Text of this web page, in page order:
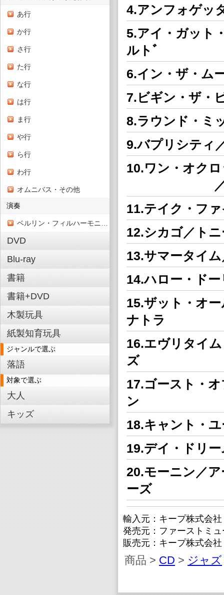
あ行
か行
さ行
た行
な行
は行
ま行
や行
ら行
わ行
オムニバス・その他
演奏
DVD
Blu-ray
書籍
書籍+DVD
木製玩具
紙製知育玩具
ジャンルで選ぶ
落語
対象で選ぶ
大人
キッズ
4.アンフォゲッ
5.アイ・ガット
ルトﾞ
6.イン・ザ・ム
7.ビギン・ザ・
8.ラウンド・ミ
9.バプリシティ
10.ワン・オク
／カウント
11.テイク・フ
12.シカゴ／ト
13.サマータイ
14.ハロー・ド
15.ザット・オ
ナトラ
16.エヴリタイ
ズ
17.ゴースト・
ン
18.キャント・
19.デイ・ドリ
20.モーニン／
ーズ
輸入元：キープ株式会社
発売元：ファーストミ
販売元：キープ株式会社
商品 > CD > ジャズ